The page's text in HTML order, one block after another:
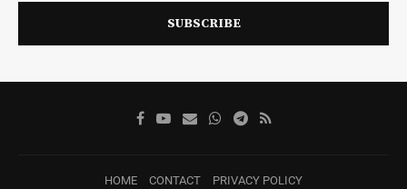
HOME CONTACT PRIVACY POLICY